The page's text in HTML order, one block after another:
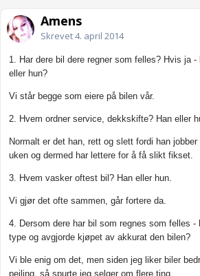
Amens
Skrevet4. april 2014
1. Har dere bil dere regner som felles? Hvis ja
eller hun?
Vi står begge som eiere på bilen vår.
2. Hvem ordner service, dekkskifte? Han eller
Normalt er det han, rett og slett fordi han
uken og dermed har lettere for å få slikt fikset.
3. Hvem vasker oftest bil? Han eller hun.
Vi gjør det ofte sammen, går fortere da.
4. Dersom dere har bil som regnes som felles
type og avgjorde kjøpet av akkurat den bilen?
Vi ble enig om det, men siden jeg liker biler
peiling, så spurte jeg selger om flere ting.